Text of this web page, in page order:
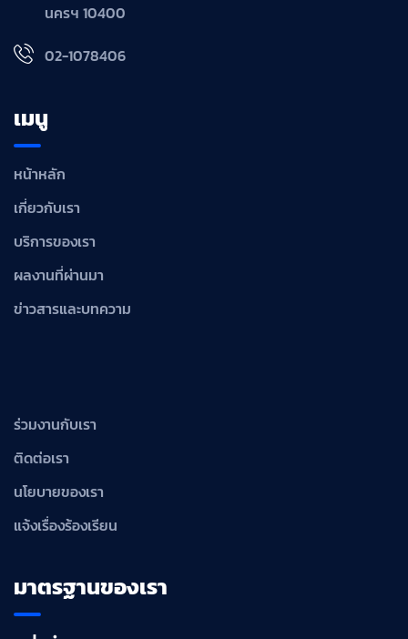
นครฯ 10400
02-1078406
เมนู
หน้าหลัก
เกี่ยวกับเรา
บริการของเรา
ผลงานที่ผ่านมา
ข่าวสารและบทความ
ร่วมงานกับเรา
ติดต่อเรา
นโยบายของเรา
แจ้งเรื่องร้องเรียน
มาตรฐานของเรา